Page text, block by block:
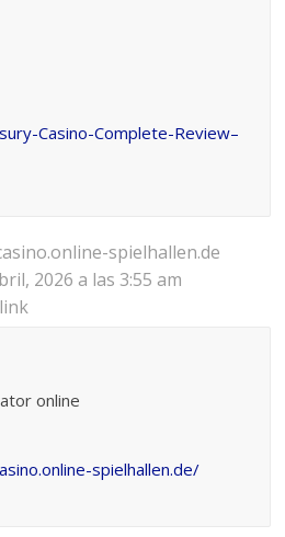
Casino-Complete-Review–
spielhallen.de
2026 a las 3:55 am
online
spielhallen.de/